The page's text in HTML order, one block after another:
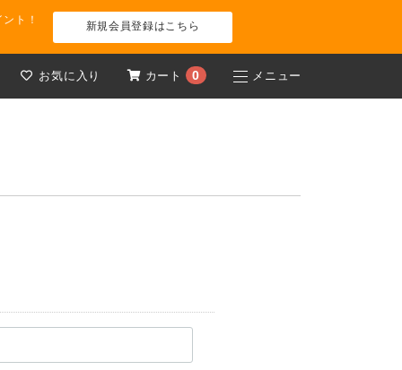
ト！
新規会員登録はこちら
お気に入り カート 0 メニュー